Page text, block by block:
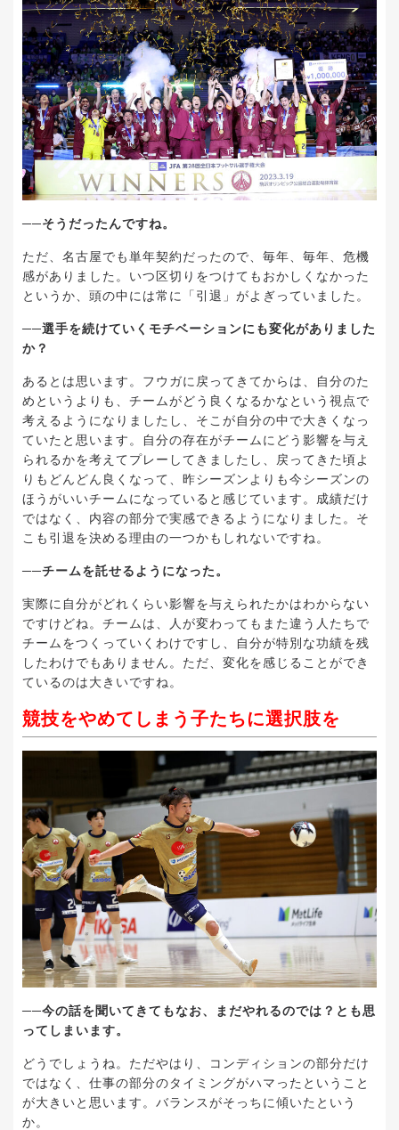
──そうだったんですね。
ただ、名古屋でも単年契約だったので、毎年、毎年、危機
感がありました。いつ区切りをつけてもおかしくなかった
というか、頭の中には常に「引退」がよぎっていました。
──選手を続けていくモチベーションにも変化がありました
か？
あるとは思います。フウガに戻ってきてからは、自分のた
めというよりも、チームがどう良くなるかなという視点で
考えるようになりましたし、そこが自分の中で大きくなっ
ていたと思います。自分の存在がチームにどう影響を与え
られるかを考えてプレーしてきましたし、戻ってきた頃よ
りもどんどん良くなって、昨シーズンよりも今シーズンの
ほうがいいチームになっていると感じています。成績だけ
ではなく、内容の部分で実感できるようになりました。そ
こも引退を決める理由の一つかもしれないですね。
──チームを託せるようになった。
実際に自分がどれくらい影響を与えられたかはわからない
ですけどね。チームは、人が変わってもまた違う人たちで
チームをつくっていくわけですし、自分が特別な功績を残
したわけでもありません。ただ、変化を感じることができ
ているのは大きいですね。
競技をやめてしまう子たちに選択肢を
──今の話を聞いてきてもなお、まだやれるのでは？とも思
ってしまいます。
どうでしょうね。ただやはり、コンディションの部分だけ
ではなく、仕事の部分のタイミングがハマったということ
が大きいと思います。バランスがそっちに傾いたという
か。